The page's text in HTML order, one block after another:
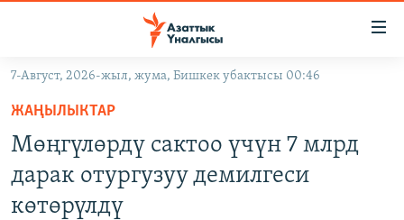
Навигацияга
өтүңүз
Издөөгө
салыңызКЫРГЫЗСТАН
ДҮЙНӨ
УКРАИНА
7-Август, 2026-жыл, жума, Бишкек убактысы 00:46
ЖАҢЫЛЫКТАР
Мөңгүлөрдү сактоо үчүн 7 млрд
дарак отургузуу демилгеси
көтөрүлдү